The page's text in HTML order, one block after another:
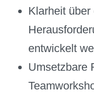
Klarheit
entwickelt
Umsetzbare